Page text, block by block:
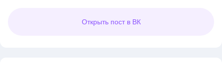
Открыть пост в ВК